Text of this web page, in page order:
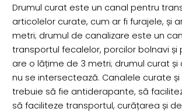
Drumul curat este un canal pentru
articolelor curate, cum ar fi furajele, și
metri; drumul de canalizare este un
transportul fecalelor, porcilor bolnavi și
are o lățime de 3 metri; drumul curat și
nu se intersectează. Canalele curate
trebuie să fie antiderapante, să
să faciliteze transportul, curățarea și